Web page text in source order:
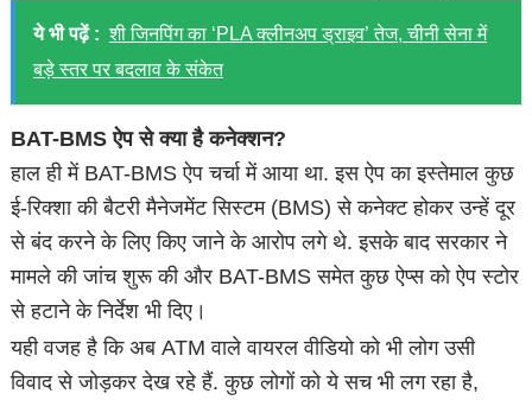
ये भी पढ़ें : शी जिनपिंग का ‘PLA क्लीनअप ड्राइव’ तेज, चीनी सेना में
बड़े स्तर पर बदलाव के संकेत
BAT-BMS ऐप से क्या है कनेक्शन?
हाल ही में BAT-BMS ऐप चर्चा में आया था. इस ऐप का इस्तेमाल कुछ
ई-रिक्शा की बैटरी मैनेजमेंट सिस्टम (BMS) से कनेक्ट होकर उन्हें दूर
से बंद करने के लिए किए जाने के आरोप लगे थे. इसके बाद सरकार ने
मामले की जांच शुरू की और BAT-BMS समेत कुछ ऐप्स को ऐप स्टोर
से हटाने के निर्देश भी दिए।
यही वजह है कि अब ATM वाले वायरल वीडियो को भी लोग उसी
विवाद से जोड़कर देख रहे हैं. कुछ लोगों को ये सच भी लग रहा है,